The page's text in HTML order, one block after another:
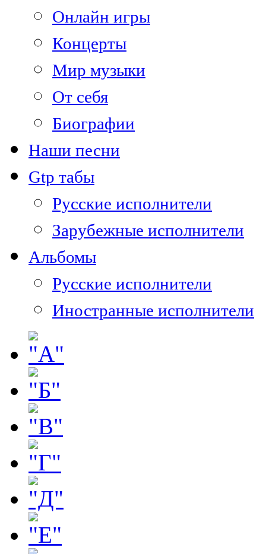
Онлайн игры
Концерты
Мир музыки
От себя
Биографии
Наши песни
Gtp табы
Русские исполнители
Зарубежные исполнители
Альбомы
Русские исполнители
Иностранные исполнители